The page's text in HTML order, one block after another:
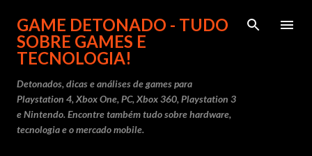
Pular para o conteúdo principal
GAME DETONADO - TUDO
SOBRE GAMES E
TECNOLOGIA!
Detonados, dicas e análises de games para
Playstation 4, Xbox One, PC, Xbox 360, Playstation 3
e Nintendo. Encontre também tudo sobre hardware,
tecnologia e o mercado mobile.